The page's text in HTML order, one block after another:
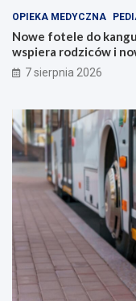
OPIEKA MEDYCZNA
Nowe fotele do
wspiera rodziców i
7 sierpnia 2026